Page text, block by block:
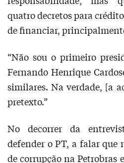
quatro decretos para
de financiar,
“Não sou o primeiro
Fernando Henrique
similares. Na verdade, [a
pretexto.”
No decorrer da
defender o PT, a falar que
de corrupção na Petrobras